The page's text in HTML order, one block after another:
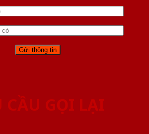
CẦU GỌI LẠI